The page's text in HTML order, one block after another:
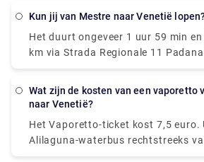
douane te gaan, uw bagage op te
terminal te navigeren zonder
lopen. Reizigers die vluchten naar
boeken, hebben twee belangrijke
Namelijk Venetië Marco Polo
Treviso Airport (TSF). Venetië
de belangrijkste luchthaven van
meeste reizigers die naar Venetië
terminals gaan.
Kun jij van Mestre naar Venetië
Het duurt ongeveer 1 uur 59 min
km via Strada Regionale 11
kunt rennen of lopen van Mestre
station Santa Lucia / Piazzale
Wat zijn de kosten van een vaporetto van het vliegveld
naar Venetië?
Het Vaporetto-ticket kost 7,5 euro.
Alilaguna-waterbus rechtstreeks
naar Venetië nemen. Het dok ligt